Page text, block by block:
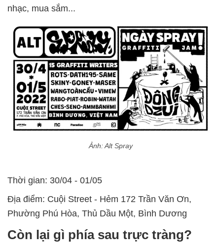
nhạc, mua sắm...
Ảnh: Alt Spray
Thời gian: 30/04 - 01/05
Địa điểm: Cuội Street - Hẻm 172 Trần Văn Ơn,
Phường Phú Hòa, Thủ Dầu Một, Bình Dương
Còn lại gì phía sau trực tràng?